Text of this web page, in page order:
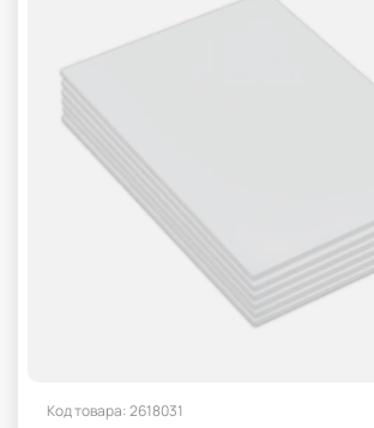
Код товара: 2618031